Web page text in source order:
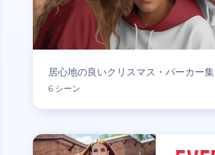
居心地の良いクリスマス・パーカー集
6 シーン